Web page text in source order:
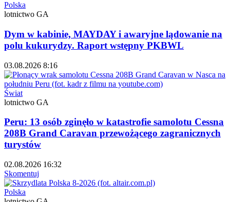
Polska
lotnictwo GA
Dym w kabinie, MAYDAY i awaryjne lądowanie na
polu kukurydzy. Raport wstępny PKBWL
03.08.2026 8:16
Świat
lotnictwo GA
Peru: 13 osób zginęło w katastrofie samolotu Cessna
208B Grand Caravan przewożącego zagranicznych
turystów
02.08.2026 16:32
Skomentuj
Polska